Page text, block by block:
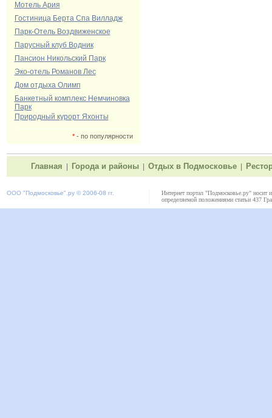
Мотель Ария
Гостиница Берта Спа Вилладж
Парк-Отель Воздвиженское
Парусный клуб Водник
Пансион Никольский Парк
Эко-отель Романов Лес
Дом отдыха Олимп
Банкетный комплекс Немчиновка
Парк
Природный курорт Яхонты
*- по популярности
Главная Города и районы Отдых в Подмосковье
ООО "Подмосковье" .ру © 2006-08 гг.
Интернет портал "Подмосковье.ру" носит
определяемой положениями статьи 437